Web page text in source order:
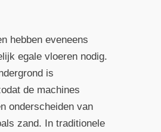
hebben eveneens
egale vloeren nodig.
is
de machines
onderscheiden van
zand. In traditionele